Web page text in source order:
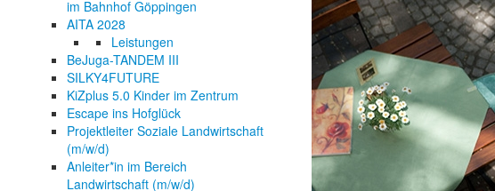
im Bahnhof Göppingen
AITA 2028
Leistungen
BeJuga-TANDEM III
SILKY4FUTURE
KiZplus 5.0 Kinder im Zentrum
Escape ins Hofglück
Projektleiter Soziale Landwirtschaft
(m/w/d)
Anleiter*in im Bereich
Landwirtschaft (m/w/d)